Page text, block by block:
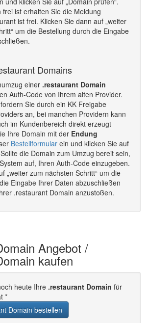
ist erhalten Sie die Meldung
ist frei. Klicken Sie dann auf „weiter
um die Bestellung durch die Eingabe
Domains
einer .restaurant Domain
Auth-Code von Ihrem alten Provider.
Sie durch ein KK Freigabe
an, bei manchen Providern kann
im Kundenbereich direkt erzeugt
Ihre Domain mit der Endung
Bestellformular ein und klicken Sie auf
die Domain zum Umzug bereit sein,
auf, Ihren Auth-Code einzugeben.
„weiter zum nächsten Schritt“ um die
Eingabe Ihrer Daten abzuschließen
.restaurant Domain anzustoßen.
Angebot /
kaufen
heute Ihre .restaurant Domain für
*
Domain bestellen